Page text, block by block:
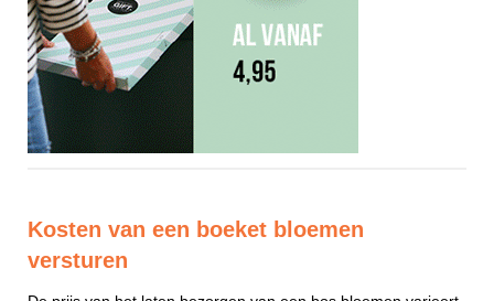
Kosten van een boeket bloemen
versturen